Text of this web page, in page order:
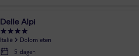
Delle Alpi
Italië
Dolomieten
5 dagen